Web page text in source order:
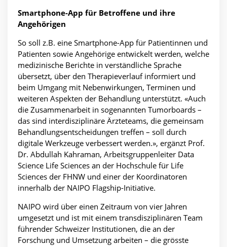
Smartphone-App für Betroffene und ihre
Angehörigen
So soll z.B. eine Smartphone-App für Patientinnen und
Patienten sowie Angehörige entwickelt werden, welche
medizinische Berichte in verständliche Sprache
übersetzt, über den Therapieverlauf informiert und
beim Umgang mit Nebenwirkungen, Terminen und
weiteren Aspekten der Behandlung unterstützt. «Auch
die Zusammenarbeit in sogenannten Tumorboards –
das sind interdisziplinäre Ärzteteams, die gemeinsam
Behandlungsentscheidungen treffen – soll durch
digitale Werkzeuge verbessert werden.», ergänzt Prof.
Dr. Abdullah Kahraman, Arbeitsgruppenleiter Data
Science Life Sciences an der Hochschule für Life
Sciences der FHNW und einer der Koordinatoren
innerhalb der NAIPO Flagship-Initiative.
NAIPO wird über einen Zeitraum von vier Jahren
umgesetzt und ist mit einem transdisziplinären Team
führender Schweizer Institutionen, die an der
Forschung und Umsetzung arbeiten – die grösste